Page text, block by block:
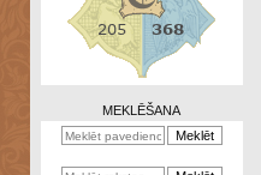
Zināšanu
MEKLĒŠANA